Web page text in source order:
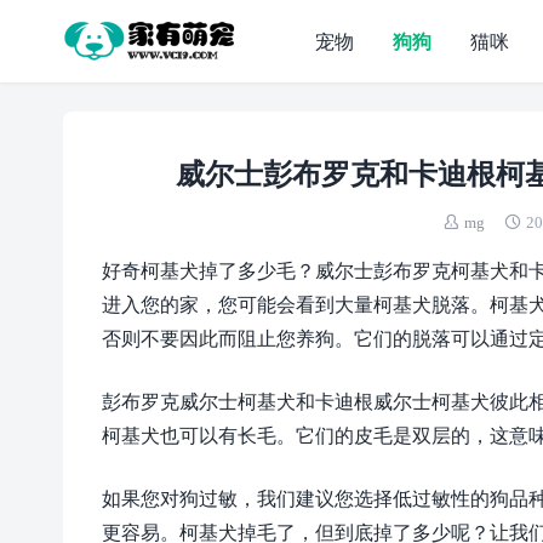
宠物 狗狗 猫咪
威尔士彭布罗克和卡迪根柯
mg
好奇柯基犬掉了多少毛？威尔士彭布罗克柯基犬
进入您的家，您可能会看到大量柯基犬脱落。柯
否则不要因此而阻止您养狗。它们的脱落可以通过
彭布罗克威尔士柯基犬和卡迪根威尔士柯基犬彼
柯基犬也可以有长毛。它们的皮毛是双层的，这意
如果您对狗过敏，我们建议您选择低过敏性的狗
更容易。柯基犬掉毛了，但到底掉了多少呢？让